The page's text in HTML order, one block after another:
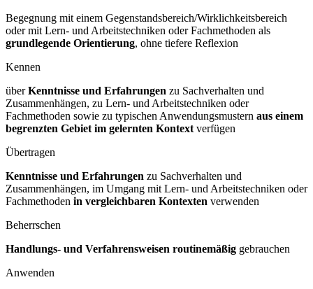
Begegnung mit einem Gegenstandsbereich/Wirklichkeitsbereich
oder mit Lern- und Arbeitstechniken oder Fachmethoden als
grundlegende Orientierung, ohne tiefere Reflexion
Kennen
überKenntnisse und Erfahrungen zu Sachverhalten und
Zusammenhängen, zu Lern- und Arbeitstechniken oder
Fachmethoden sowie zu typischen Anwendungsmustern aus einem
begrenzten Gebiet im gelernten Kontext verfügen
Übertragen
Kenntnisse und Erfahrungen zu Sachverhalten und
Zusammenhängen, im Umgang mit Lern- und Arbeitstechniken oder
Fachmethoden in vergleichbaren Kontexten verwenden
Beherrschen
Handlungs- und Verfahrensweisen routinemäßig gebrauchen
Anwenden